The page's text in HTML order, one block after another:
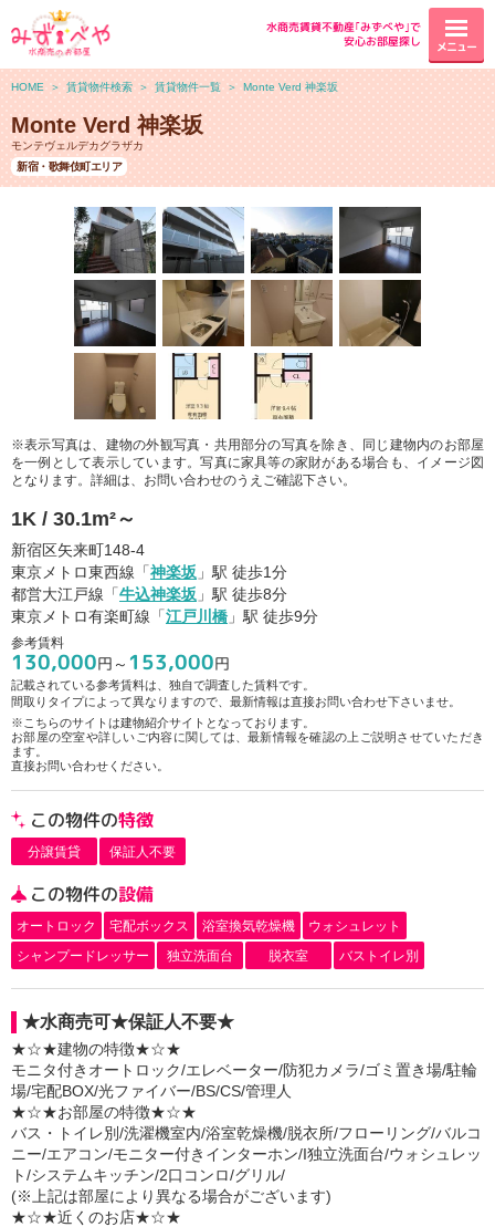
水商売賃貸不動産｢みずべや｣で
安心お部屋探し
メニュー
HOME ＞ 賃貸物件検索 ＞ 賃貸物件一覧 ＞ Monte Verd 神楽坂
Monte Verd 神楽坂
モンテヴェルデカグラザカ
新宿・歌舞伎町エリア
※表示写真は、建物の外観写真・共用部分の写真を除き、同じ建物内のお部屋
を一例として表示しています。写真に家具等の家財がある場合も、イメージ図
となります。詳細は、お問い合わせのうえご確認下さい。
1K / 30.1m²～
新宿区矢来町148-4
東京メトロ東西線「神楽坂 」駅 徒歩1分
都営大江戸線「牛込神楽坂 」駅 徒歩8分
東京メトロ有楽町線「江戸川橋 」駅 徒歩9分
参考賃料
130,000円～ 153,000円
記載されている参考賃料は、独自で調査した賃料です。
間取りタイプによって異なりますので、最新情報は直接お問い合わせ下さいませ。
※こちらのサイトは建物紹介サイトとなっております。
お部屋の空室や詳しいご内容に関しては、最新情報を確認の上ご説明させていただき
ます。
直接お問い合わせください。
この物件の特徴
分譲賃貸 保証人不要
この物件の設備
オートロック 宅配ボックス 浴室換気乾燥機
ウォシュレット
シャンプードレッサー
独立洗面台 脱衣室 バストイレ別
★水商売可★保証人不要★
★☆★建物の特徴★☆★
モニタ付きオートロック/エレベーター/防犯カメラ/ゴミ置き場/駐輪
場/宅配BOX/光ファイバー/BS/CS/管理人
★☆★お部屋の特徴★☆★
バス・トイレ別/洗濯機室内/浴室乾燥機/脱衣所/フローリング/バルコ
ニー/エアコン/モニター付きインターホン/I独立洗面台/ウォシュレッ
ト/システムキッチン/2口コンロ/グリル/
(※上記は部屋により異なる場合がございます)
★☆★近くのお店★☆★